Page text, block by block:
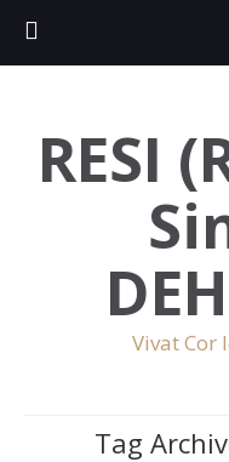
RESI
Vivat Cor
Tag